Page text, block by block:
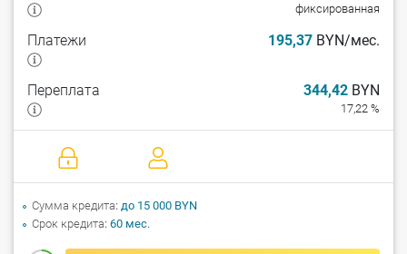
фиксированная
Платежи 195,37 BYN/мес.
Переплата 344,42 BYN
17,22 %
Сумма кредита до 15 000 BYN
Срок кредита 60 мес.